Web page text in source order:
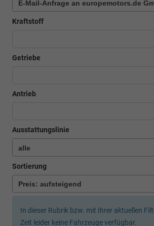
Kraftstoff
Getriebe
Antrieb
Ausstattungslinie
Sortierung
In dieser Rubrik bzw. mit Ihrer aktuellen
Zeit leider keine Fahrzeuge verfügbar.